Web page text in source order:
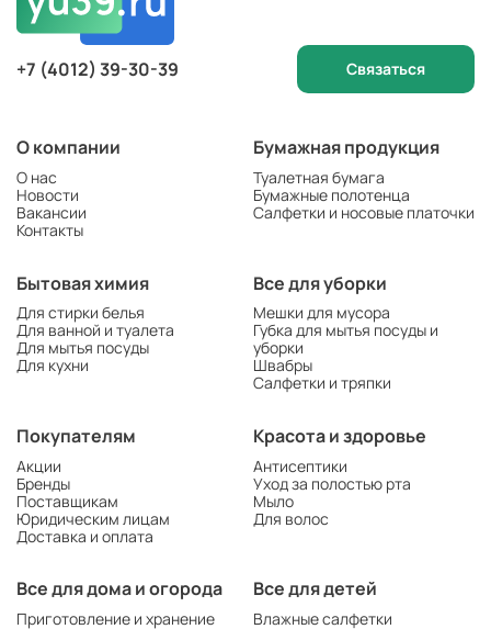
+7 (4012) 39-30-39 Связаться
О компании
О нас
Новости
Вакансии
Контакты
Бумажная продукция
Туалетная бумага
Бумажные полотенца
Салфетки и носовые платочки
Бытовая химия
Для стирки белья
Для ванной и туалета
Для мытья посуды
Для кухни
Все для уборки
Мешки для мусора
Губка для мытья посуды и
уборки
Швабры
Салфетки и тряпки
Покупателям
Акции
Бренды
Поставщикам
Юридическим лицам
Доставка и оплата
Красота и здоровье
Антисептики
Уход за полостью рта
Мыло
Для волос
Все для дома и огорода
Приготовление и хранение
Все для детей
Влажные салфетки